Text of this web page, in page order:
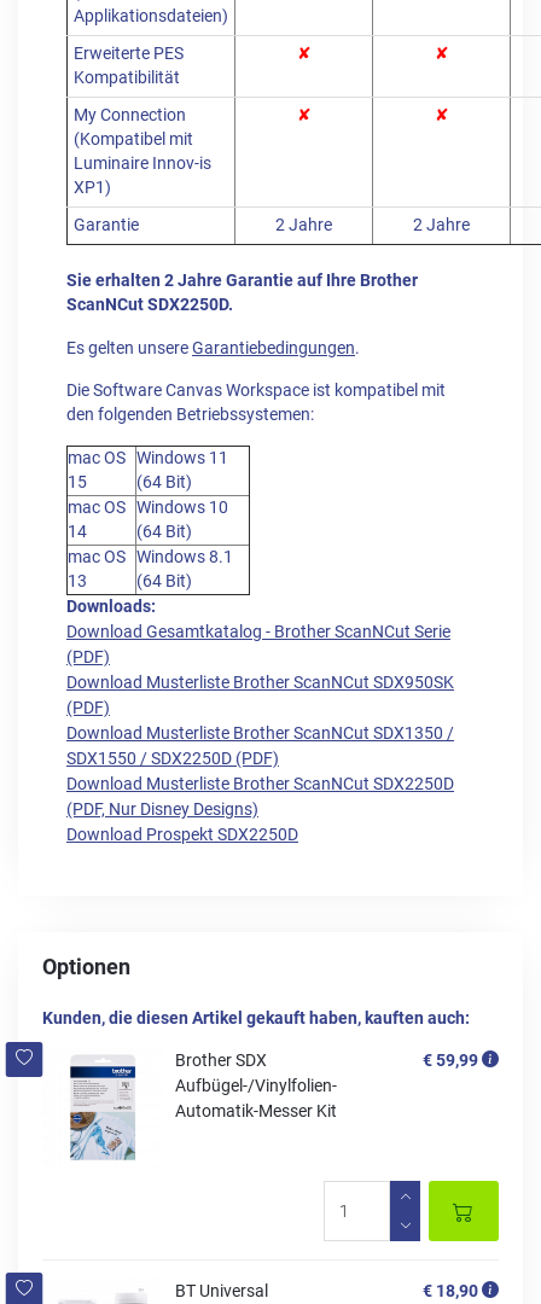
Applikationsdateien)
Erweiterte PES
Kompatibilität
✘ ✘
My Connection
(Kompatibel mit
Luminaire Innov-is
XP1)
✘ ✘
Garantie 2 Jahre 2 Jahre
Sie erhalten 2 Jahre Garantie auf Ihre Brother
ScanNCut SDX2250D.
Es gelten unsereGarantiebedingungen.
Die Software Canvas Workspace ist kompatibel mit
den folgenden Betriebssystemen:
mac OS
15
Windows 11
(64 Bit)
mac OS
14
Windows 10
(64 Bit)
mac OS
13
Windows 8.1
(64 Bit)
Downloads:
Download Gesamtkatalog - Brother ScanNCut Serie
(PDF)
Download Musterliste Brother ScanNCut SDX950SK
(PDF)
Download Musterliste Brother ScanNCut SDX1350 /
SDX1550 / SDX2250D (PDF)
Download Musterliste Brother ScanNCut SDX2250D
(PDF, Nur Disney Designs)
Download Prospekt SDX2250D
Optionen
Kunden, die diesen Artikel gekauft haben, kauften auch:
Brother SDX
Aufbügel-/Vinylfolien-
Automatik-Messer Kit
€ 59,99
BT Universal
€ 18,90